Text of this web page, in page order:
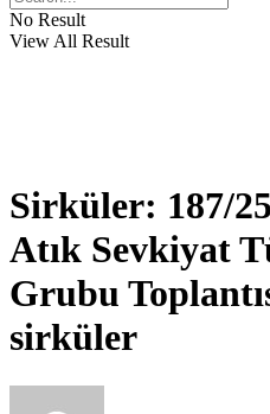
No Result
View All Result
Sirküler: 187/
Atık Sevkiyat
Grubu
sirküler